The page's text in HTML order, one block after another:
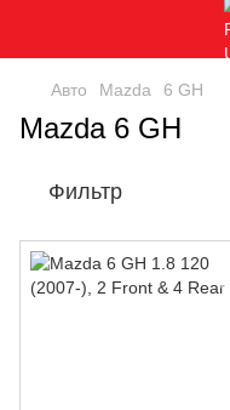
Авто Mazda 6 GH
Mazda 6 GH
Фильтр